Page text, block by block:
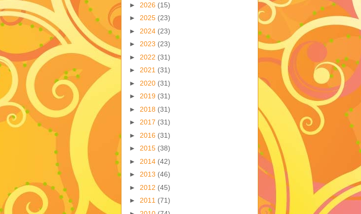
► 2026 (15)
► 2025 (23)
► 2024 (23)
► 2023 (23)
► 2022 (31)
► 2021 (31)
► 2020 (31)
► 2019 (31)
► 2018 (31)
► 2017 (31)
► 2016 (31)
► 2015 (38)
► 2014 (42)
► 2013 (46)
► 2012 (45)
► 2011 (71)